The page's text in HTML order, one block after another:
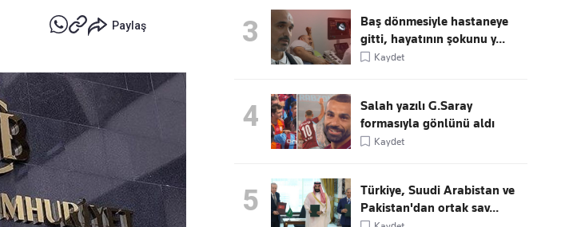
Paylaş 3
Baş dönmesiyle hastaneye
gitti, hayatının şokunu y...
Kaydet
4
Salah yazılı G.Saray
formasıyla gönlünü aldı
Kaydet
5
Türkiye, Suudi Arabistan ve
Pakistan'dan ortak sav...